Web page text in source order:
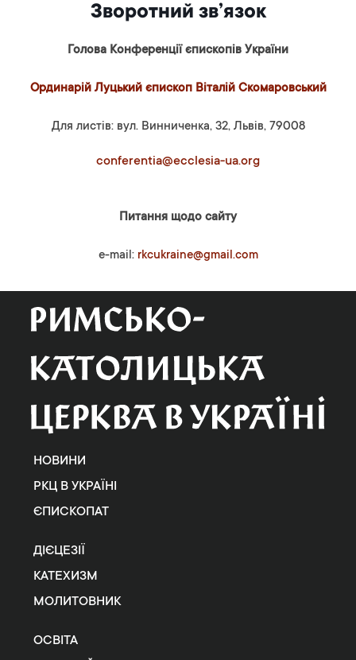
Зворотний зв’язок
Голова Конференції єпископів України
Ординарій Луцький єпископ Віталій Скомаровський
Для листів: вул. Винниченка, 32, Львів, 79008
conferentia@ecclesia-ua.org
Питання щодо сайту
e-mail: rkcukraine@gmail.com
НОВИНИ
РКЦ В УКРАЇНІ
ЄПИСКОПАТ
ДІЄЦЕЗІЇ
КАТЕХИЗМ
МОЛИТОВНИК
ОСВІТА